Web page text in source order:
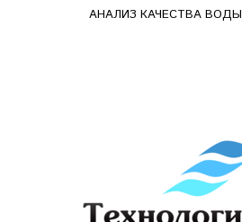
АНАЛИЗ КАЧЕСТВА ВОДЫ